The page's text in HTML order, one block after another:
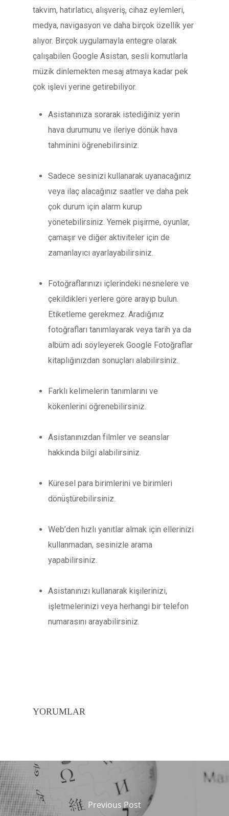
takvim, hatırlatıcı, alışveriş, cihaz eylemleri,
medya, navigasyon ve daha birçok özellik yer
alıyor. Birçok uygulamayla entegre olarak
çalışabilen Google Asistan, sesli komutlarla
müzik dinlemekten mesaj atmaya kadar pek
çok işlevi yerine getirebiliyor.
Asistanınıza sorarak istediğiniz yerin
hava durumunu ve ileriye dönük hava
tahminini öğrenebilirsiniz.
Sadece sesinizi kullanarak uyanacağınız
veya ilaç alacağınız saatler ve daha pek
çok durum için alarm kurup
yönetebilirsiniz. Yemek pişirme, oyunlar,
çamaşır ve diğer aktiviteler için de
zamanlayıcı ayarlayabilirsiniz.
Fotoğraflarınızı içlerindeki nesnelere ve
çekildikleri yerlere göre arayıp bulun.
Etiketleme gerekmez. Aradığınız
fotoğrafları tanımlayarak veya tarih ya da
albüm adı söyleyerek Google Fotoğraflar
kitaplığınızdan sonuçları alabilirsiniz.
Farklı kelimelerin tanımlarını ve
kökenlerini öğrenebilirsiniz.
Asistanınızdan filmler ve seanslar
hakkında bilgi alabilirsiniz.
Küresel para birimlerini ve birimleri
dönüştürebilirsiniz.
Web’den hızlı yanıtlar almak için ellerinizi
kullanmadan, sesinizle arama
yapabilirsiniz.
Asistanınızı kullanarak kişilerinizi,
işletmelerinizi veya herhangi bir telefon
numarasını arayabilirsiniz.
YORUMLAR
Previous Post